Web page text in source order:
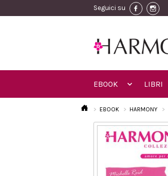
Seguici su
EBOOK LIBRI
EBOOK HARMONY